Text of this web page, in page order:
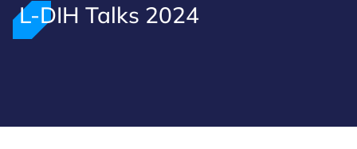
L-DIH Talks 2024